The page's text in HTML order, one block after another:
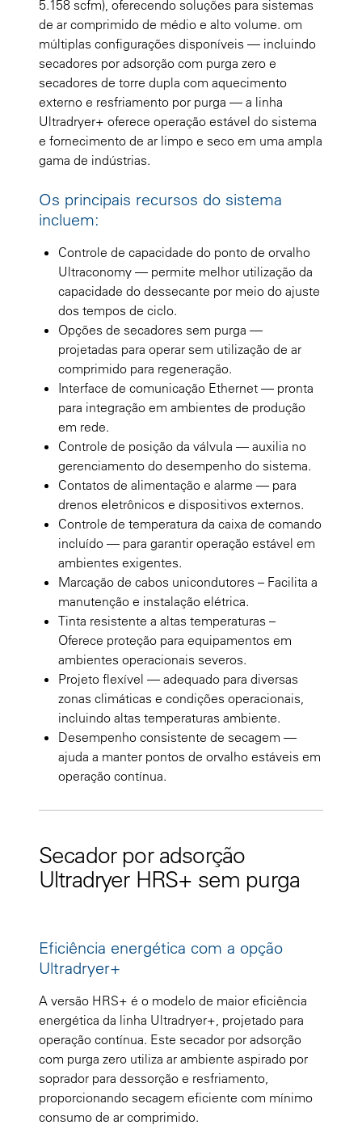
5.158 scfm), oferecendo soluções para sistemas
de ar comprimido de médio e alto volume. om
múltiplas configurações disponíveis — incluindo
secadores por adsorção com purga zero e
secadores de torre dupla com aquecimento
externo e resfriamento por purga — a linha
Ultradryer+ oferece operação estável do sistema
e fornecimento de ar limpo e seco em uma ampla
gama de indústrias.
Os principais recursos do sistema
incluem:
Controle de capacidade do ponto de orvalho
Ultraconomy — permite melhor utilização da
capacidade do dessecante por meio do ajuste
dos tempos de ciclo.
Opções de secadores sem purga —
projetadas para operar sem utilização de ar
comprimido para regeneração.
Interface de comunicação Ethernet — pronta
para integração em ambientes de produção
em rede.
Controle de posição da válvula — auxilia no
gerenciamento do desempenho do sistema.
Contatos de alimentação e alarme — para
drenos eletrônicos e dispositivos externos.
Controle de temperatura da caixa de comando
incluído — para garantir operação estável em
ambientes exigentes.
Marcação de cabos unicondutores – Facilita a
manutenção e instalação elétrica.
Tinta resistente a altas temperaturas –
Oferece proteção para equipamentos em
ambientes operacionais severos.
Projeto flexível — adequado para diversas
zonas climáticas e condições operacionais,
incluindo altas temperaturas ambiente.
Desempenho consistente de secagem —
ajuda a manter pontos de orvalho estáveis em
operação contínua.
Secador por adsorção
Ultradryer HRS+ sem purga
Eficiência energética com a opção
Ultradryer+
A versão HRS+ é o modelo de maior eficiência
energética da linha Ultradryer+, projetado para
operação contínua. Este secador por adsorção
com purga zero utiliza ar ambiente aspirado por
soprador para dessorção e resfriamento,
proporcionando secagem eficiente com mínimo
consumo de ar comprimido.